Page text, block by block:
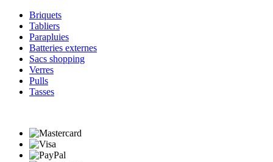
Briquets
Tabliers
Parapluies
Batteries externes
Sacs shopping
Verres
Pulls
Tasses